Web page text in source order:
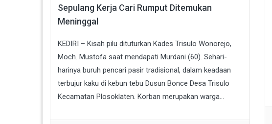
Sepulang Kerja Cari Rumput Ditemukan
Meninggal
KEDIRI – Kisah pilu dituturkan Kades Trisulo Wonorejo,
Moch. Mustofa saat mendapati Murdani (60). Sehari-
harinya buruh pencari pasir tradisional, dalam keadaan
terbujur kaku di kebun tebu Dusun Bonce Desa Trisulo
Kecamatan Plosoklaten. Korban merupakan warga...